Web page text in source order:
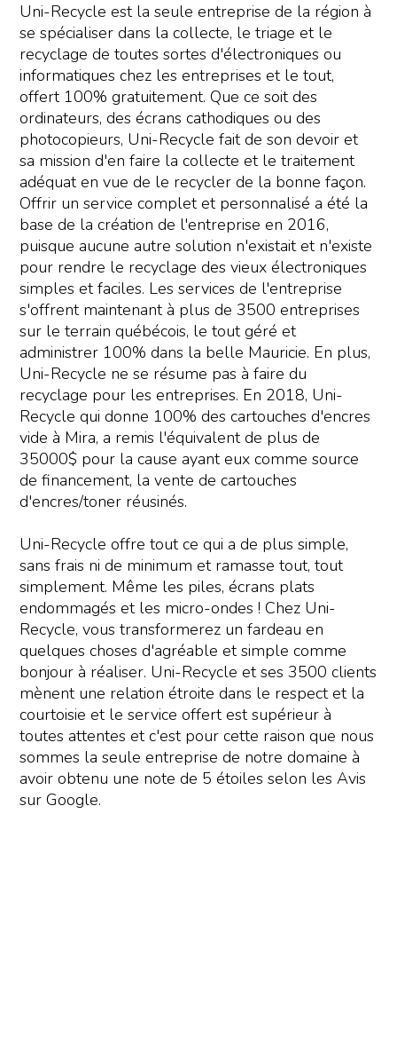
Uni-Recycle est la seule entreprise de la région à
se spécialiser dans la collecte, le triage et le
recyclage de toutes sortes d'électroniques ou
informatiques chez les entreprises et le tout,
offert 100% gratuitement. Que ce soit des
ordinateurs, des écrans cathodiques ou des
photocopieurs, Uni-Recycle fait de son devoir et
sa mission d'en faire la collecte et le traitement
adéquat en vue de le recycler de la bonne façon.
Offrir un service complet et personnalisé a été la
base de la création de l'entreprise en 2016,
puisque aucune autre solution n'existait et n'existe
pour rendre le recyclage des vieux électroniques
simples et faciles. Les services de l'entreprise
s'offrent maintenant à plus de 3500 entreprises
sur le terrain québécois, le tout géré et
administrer 100% dans la belle Mauricie. En plus,
Uni-Recycle ne se résume pas à faire du
recyclage pour les entreprises. En 2018, Uni-
Recycle qui donne 100% des cartouches d'encres
vide à Mira, a remis l'équivalent de plus de
35000$ pour la cause ayant eux comme source
de financement, la vente de cartouches
d'encres/toner réusinés.
Uni-Recycle offre tout ce qui a de plus simple,
sans frais ni de minimum et ramasse tout, tout
simplement. Même les piles, écrans plats
endommagés et les micro-ondes ! Chez Uni-
Recycle, vous transformerez un fardeau en
quelques choses d'agréable et simple comme
bonjour à réaliser. Uni-Recycle et ses 3500 clients
mènent une relation étroite dans le respect et la
courtoisie et le service offert est supérieur à
toutes attentes et c'est pour cette raison que nous
sommes la seule entreprise de notre domaine à
avoir obtenu une note de 5 étoiles selon les Avis
sur Google.